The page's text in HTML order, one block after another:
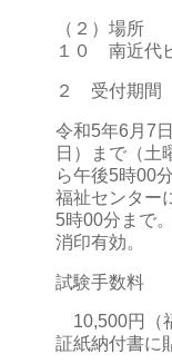
（２）場所
１０ 南近
２ 受付期間
令和5年6月7
日）まで（土
ら午後5時00
福祉センター
5時00分まで
消印有効。
試験手数料
10,500円（
証紙納付書に